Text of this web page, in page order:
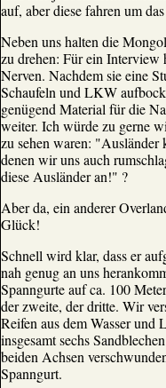
auf, aber diese fahren um
Neben uns halten die
zu drehen: Für ein
Nerven. Nachdem sie eine
Schaufeln und LKW
genügend Material für die
weiter. Ich würde zu gerne
zu sehen waren: "Ausländer
denen wir uns auch
diese Ausländer an!" ?
Aber da, ein anderer
Glück!
Schnell wird klar, dass er
nah genug an uns
Spanngurte auf ca. 100
der zweite, der dritte. Wir
Reifen aus dem Wasser und
insgesamt sechs
beiden Achsen
Spanngurt.